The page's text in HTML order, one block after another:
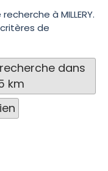
à MILLERY.
de
dans
km